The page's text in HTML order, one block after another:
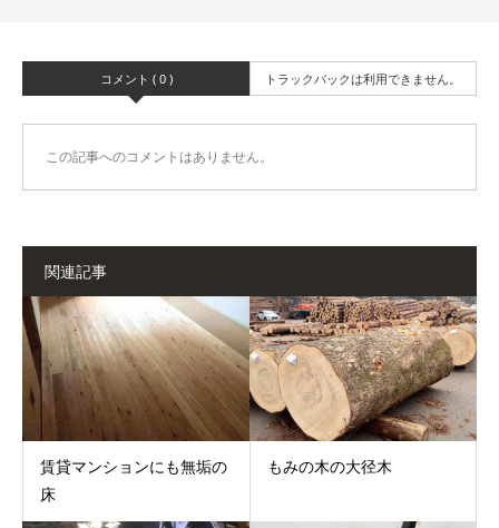
コメント ( 0 ) トラックバックは利用できません。
この記事へのコメントはありません。
関連記事
賃貸マンションにも無垢の
床
もみの木の大径木